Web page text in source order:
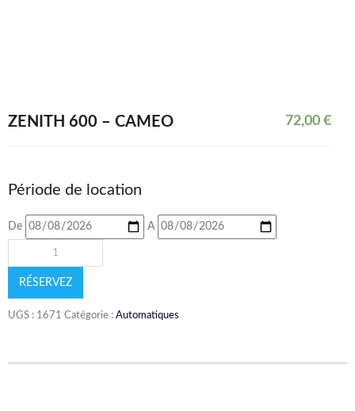
ZENITH 600 – CAMEO 72,00 €
Période de location
De A
RÉSERVEZ
UGS : 1671 Catégorie : Automatiques